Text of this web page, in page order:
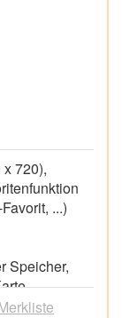
720),
...)
Speicher,
8 MP Front-